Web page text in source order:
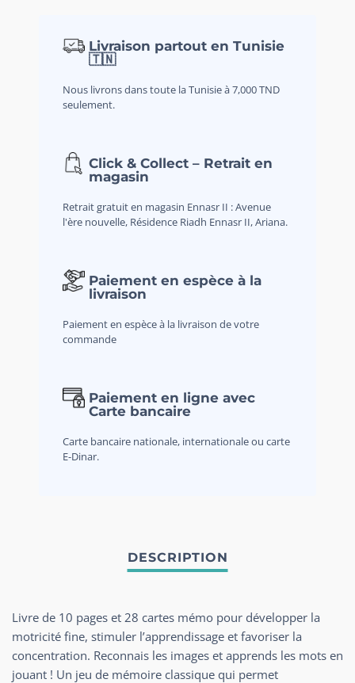
Livraison partout en Tunisie
🇹🇳
Nous livrons dans toute la Tunisie à 7,000 TND
seulement.
Click & Collect – Retrait en
magasin
Retrait gratuit en magasin Ennasr II : Avenue
l'ère nouvelle, Résidence Riadh Ennasr II, Ariana.
Paiement en espèce à la
livraison
Paiement en espèce à la livraison de votre
commande
Paiement en ligne avec
Carte bancaire
Carte bancaire nationale, internationale ou carte
E-Dinar.
Livre de 10 pages et 28 cartes mémo pour développer la
motricité fine, stimuler l’apprendissage et favoriser la
concentration. Reconnais les images et apprends les mots en
jouant ! Un jeu de mémoire classique qui permet